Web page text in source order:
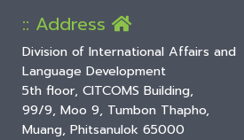
:: Address
Division of International Affairs and
Language Development
5th floor, CITCOMS Building,
99/9, Moo 9, Tumbon Thapho,
Muang, Phitsanulok 65000